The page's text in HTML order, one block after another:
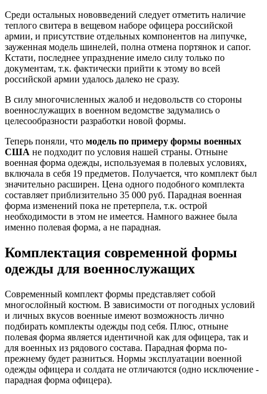
Среди остальных нововведений следует отметить наличие
теплого свитера в вещевом наборе офицера российской
армии, и присутствие отдельных компонентов на липучке,
зауженная модель шинелей, полна отмена портянок и сапог.
Кстати, последнее упразднение имело силу только по
документам, т.к. фактически прийти к этому во всей
российской армии удалось далеко не сразу.
В силу многочисленных жалоб и недовольств со стороны
военнослужащих в военном ведомстве задумались о
целесообразности разработки новой формы.
Теперь поняли, что модель по примеру формы военных
США не подходит по условия нашей страны. Отныне
военная форма одежды, используемая в полевых условиях,
включала в себя 19 предметов. Получается, что комплект был
значительно расширен. Цена одного подобного комплекта
составляет приблизительно 35 000 руб. Парадная военная
форма изменений пока не претерпела, т.к. острой
необходимости в этом не имеется. Намного важнее была
именно полевая форма, а не парадная.
Комплектация современной формы
одежды для военнослужащих
Современный комплект формы представляет собой
многослойный костюм. В зависимости от погодных условий
и личных вкусов военные имеют возможность лично
подбирать комплекты одежды под себя. Плюс, отныне
полевая форма является идентичной как для офицера, так и
для военных из рядового состава. Парадная форма по-
прежнему будет разниться. Нормы эксплуатации военной
одежды офицера и солдата не отличаются (одно исключение -
парадная форма офицера).